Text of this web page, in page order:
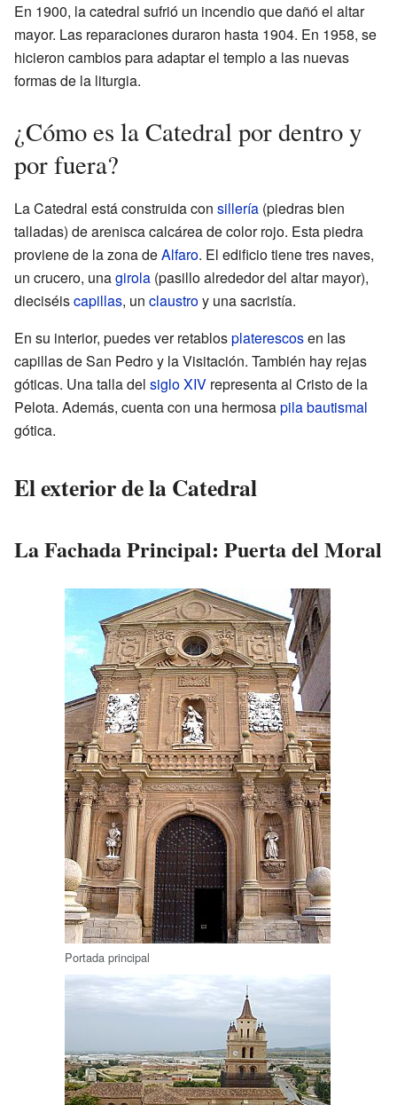
En 1900, la catedral sufrió un incendio que dañó el altar
mayor. Las reparaciones duraron hasta 1904. En 1958, se
hicieron cambios para adaptar el templo a las nuevas
formas de la liturgia.
¿Cómo es la Catedral por dentro y
por fuera?
La Catedral está construida con sillería (piedras bien
talladas) de arenisca calcárea de color rojo. Esta piedra
proviene de la zona deAlfaro. El edificio tiene tres naves,
un crucero, unagirola (pasillo alrededor del altar mayor),
dieciséiscapillas, un claustroy una sacristía.
En su interior, puedes ver retablosplaterescosen las
capillas de San Pedro y la Visitación. También hay rejas
góticas. Una talla del siglo XIV representa al Cristo de la
Pelota. Además, cuenta con una hermosapila bautismal
gótica.
El exterior de la Catedral
La Fachada Principal: Puerta del Moral
Portada principal